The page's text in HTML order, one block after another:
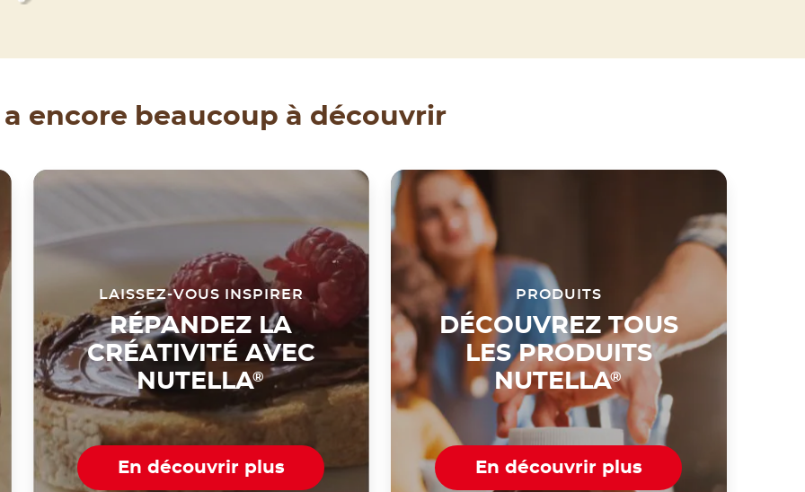
a encore beaucoup à découvrir
LAISSEZ-VOUS INSPIRER
RÉPANDEZ LA
CRÉATIVITÉ AVEC
NUTELLA®
En découvrir plus
PRODUITS
DÉCOUVREZ TOUS
LES PRODUITS
NUTELLA®
En découvrir plus